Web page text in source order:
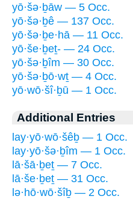
yō·šə·ḇāw — 5 Occ.
yō·šə·ḇê — 137 Occ.
yō·šə·ḇe·hā — 11 Occ.
yō·še·ḇeṯ- — 24 Occ.
yō·šə·ḇîm — 30 Occ.
yō·šə·ḇō·wṯ — 4 Occ.
yō·wō·šî·ḇū — 1 Occ.
Additional Entries
lay·yō·wō·šêḇ — 1 Occ.
lay·yō·šə·ḇîm — 1 Occ.
lā·šā·ḇeṯ — 7 Occ.
lā·še·ḇeṯ — 31 Occ.
lə·hō·wō·šîḇ — 2 Occ.